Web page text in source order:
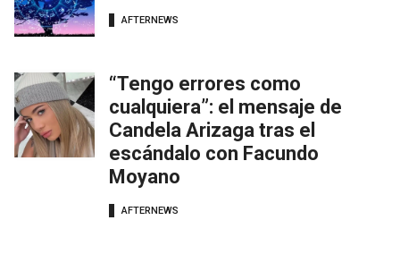
AFTERNEWS
“Tengo errores como
cualquiera”: el mensaje de
Candela Arizaga tras el
escándalo con Facundo
Moyano
AFTERNEWS